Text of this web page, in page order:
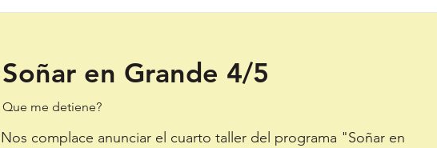
Soñar en Grande 4/5
Que me detiene?
Nos complace anunciar el cuarto taller del programa "Soñar en